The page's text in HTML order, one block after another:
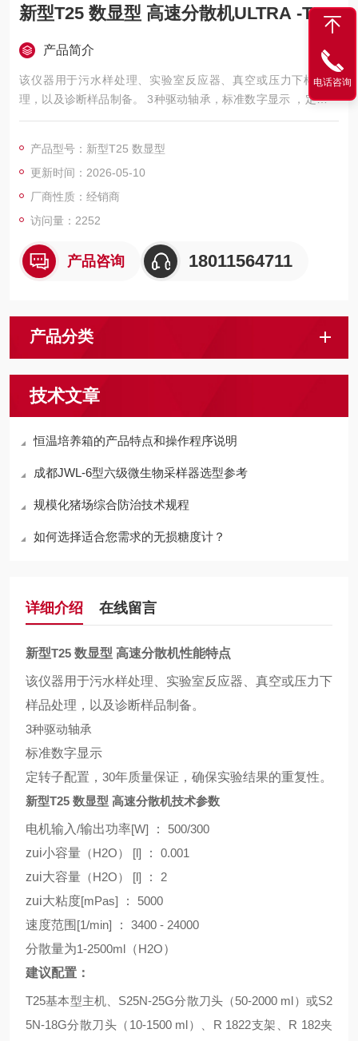
新型T25 数显型 高速分散机ULTRA -TUR
产品简介
该仪器用于污水样处理、实验室反应器、真空或压力下样品处
理，以及诊断样品制备。 3种驱动轴承，标准数字显示 ，定转子
配置，30年质量保证，确保实验结果的重复性。
产品型号：新型T25 数显型
更新时间：2026-05-10
厂商性质：经销商
访问量：2252
产品咨询 18011564711
产品分类
技术文章
恒温培养箱的产品特点和操作程序说明
成都JWL-6型六级微生物采样器选型参考
规模化猪场综合防治技术规程
如何选择适合您需求的无损糖度计？
详细介绍 在线留言
新型T25 数显型 高速分散机性能特点
该仪器用于污水样处理、实验室反应器、真空或压力下
样品处理，以及诊断样品制备。
3种驱动轴承
标准数字显示
定转子配置， 30年质量保证，确保实验结果的重复性。
新型T25 数显型 高速分散机技术参数
电机输入/输出功率[W] ：
500/300
zui小容量 （H2O） [l] ：
0.001
zui大容量 （H2O） [l] ：
2
zui大粘度[mPas] ：
5000
速度范围 [1/min] ：
3400 - 24000
分散量为1-2500ml （H2O）
建议配置：
T25基本型主机、 S25N-25G分散刀头（50-2000 ml）或S2
5N-18G分散刀头（ 10-1500 ml）、 R 1822支架、 R 182夹
电话咨询